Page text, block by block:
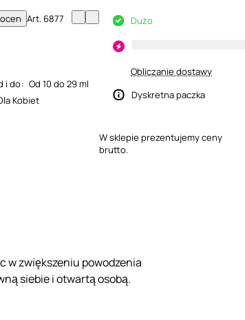
Art.6877
i do: Od 10 do 29 ml
Kobiet
Dużo
Obliczanie dostawy
Dyskretna paczka
W sklepie prezentujemy ceny
brutto.
w zwiększeniu powodzenia
siebie i otwartą osobą.